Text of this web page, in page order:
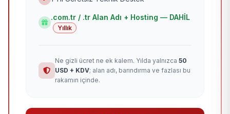
.com.tr / .tr Alan Adı + Hosting — DAHİL
Yıllık
Ne gizli ücret ne ek kalem. Yılda yalnızca 50
USD + KDV; alan adı, barındırma ve fazlası bu
rakamın içinde.